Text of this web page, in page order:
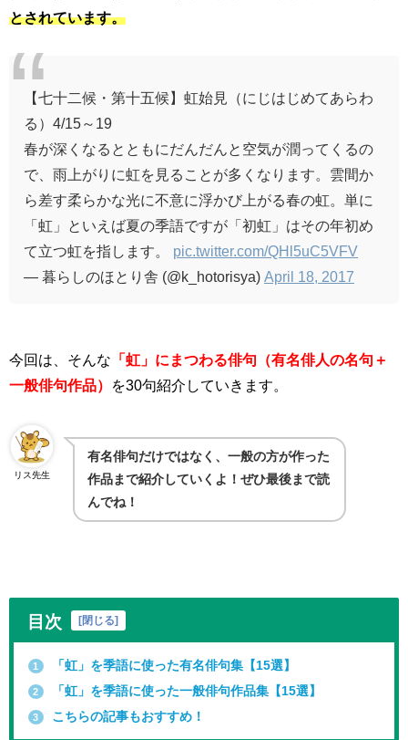
とされています。
【七十二候・第十五候】虹始見（にじはじめてあらわ
る）4/15～19
春が深くなるとともにだんだんと空気が潤ってくるの
で、雨上がりに虹を見ることが多くなります。雲間か
ら差す柔らかな光に不意に浮かび上がる春の虹。単に
「虹」といえば夏の季語ですが「初虹」はその年初め
て立つ虹を指します。 pic.twitter.com/QHl5uC5VFV
— 暮らしのほとり舎 (@k_hotorisya) April 18, 2017
今回は、そんな 「虹」にまつわる俳句（有名俳人の名句＋
一般俳句作品） を30句紹介していきます。
リス先生
有名俳句だけではなく、一般の方が作った
作品まで紹介していくよ！ぜひ最後まで読
んでね！
目次 [閉じる]
1 「虹」を季語に使った有名俳句集【15選】
2 「虹」を季語に使った一般俳句作品集【15選】
3 こちらの記事もおすすめ！